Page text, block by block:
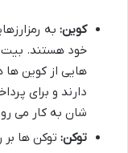
کوین: به
هایی از کوین
دارند و برای
شان به کار می
توکن: توکن ها